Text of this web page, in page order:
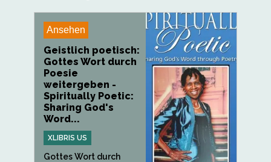
Ansehen
Geistlich poetisch:
Gottes Wort durch
Poesie
weitergeben -
Spiritually Poetic:
Sharing God's
Word...
XLIBRIS US
Gottes Wort durch